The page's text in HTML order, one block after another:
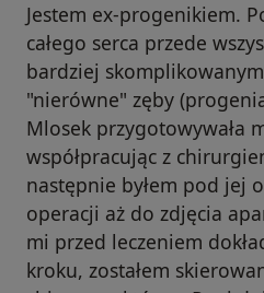
Jestem ex-progenikiem.
całego serca przede
bardziej
"nierówne" zęby
Mlosek przygotowywała
współpracując z
następnie byłem pod jej
operacji aż do zdjęcia
mi przed leczeniem
kroku, zostałem